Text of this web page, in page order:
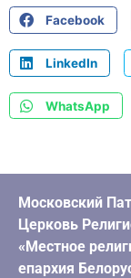
Facebook
LinkedIn
WhatsApp
Московский
Церковь
«Местное
епархия